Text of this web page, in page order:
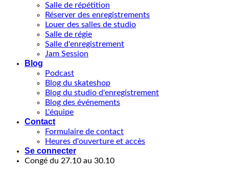
Salle de répétition
Réserver des enregistrements
Louer des salles de studio
Salle de régie
Salle d'enregistrement
Jam Session
Blog
Podcast
Blog du skateshop
Blog du studio d'enregistrement
Blog des événements
L'équipe
Contact
Formulaire de contact
Heures d'ouverture et accès
Se connecter
Congé du 27.10 au 30.10